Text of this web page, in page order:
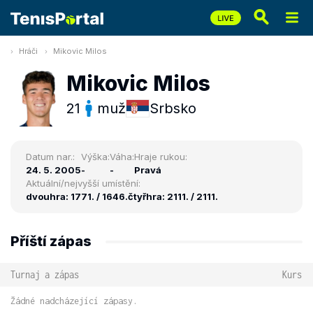
Hráči Mikovic Milos
Mikovic Milos
21 muž Srbsko
Datum nar.:
24. 5. 2005
Výška:
-
Váha:
-
Hraje rukou:
Pravá
Aktuální/nejvyšší umístění:
dvouhra: 1771. / 1646.čtyřhra: 2111. / 2111.
Příští zápas
Turnaj a zápas Kurs
Žádné nadcházející zápasy.